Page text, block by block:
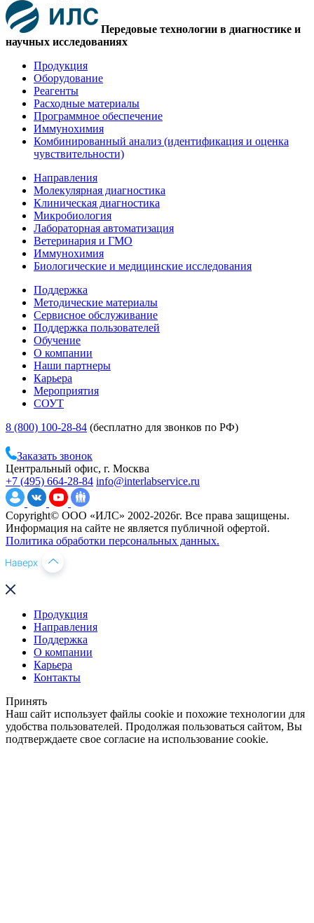
Передовые технологии в диагностике и
научных исследованиях
Продукция
Оборудование
Реагенты
Расходные материалы
Программное обеспечение
Иммунохимия
Комбинированный анализ (идентификация и оценка
чувствительности)
Направления
Молекулярная диагностика
Клиническая диагностика
Микробиология
Лабораторная автоматизация
Ветеринария и ГМО
Иммунохимия
Биологические и медицинские исследования
Поддержка
Методические материалы
Сервисное обслуживание
Поддержка пользователей
Обучение
О компании
Наши партнеры
Карьера
Мероприятия
СОУТ
8 (800) 100-28-84 (бесплатно для звонков по РФ)
Заказать звонок
Центральный офис, г. Москва
+7 (495) 664-28-84 info@interlabservice.ru
Copyright© ООО «ИЛС» 2002-2026г. Все права защищены.
Информация на сайте не является публичной офертой.
Политика обработки персональных данных.
Продукция
Направления
Поддержка
О компании
Карьера
Контакты
Принять
Наш сайт использует файлы cookie и похожие технологии для
удобства пользователей. Продолжая пользоваться сайтом, Вы
подтверждаете свое согласие на использование cookie.